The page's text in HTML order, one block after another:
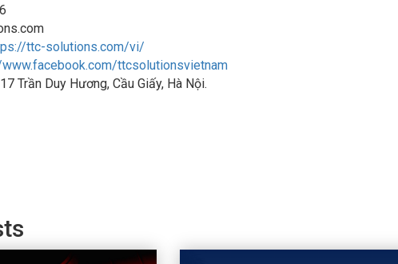
ttc-solutions.com/vi/
ttcsolutionsvietnam
Trần Duy Hương, Cầu Giấy, Hà Nội.